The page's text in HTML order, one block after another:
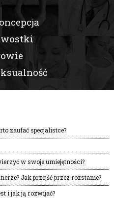
zaufać specjalistce?
w swoje umiejętności?
Jak przejść przez rozstanie?
i jak ją rozwijać?